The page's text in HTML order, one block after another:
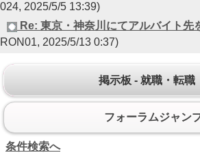
024, 2025/5/5 13:39)
Re: 東京・神奈川にてアルバイト先
RON01, 2025/5/13 0:37)
掲示板 - 就職・転職
フォーラムジャン
条件検索へ